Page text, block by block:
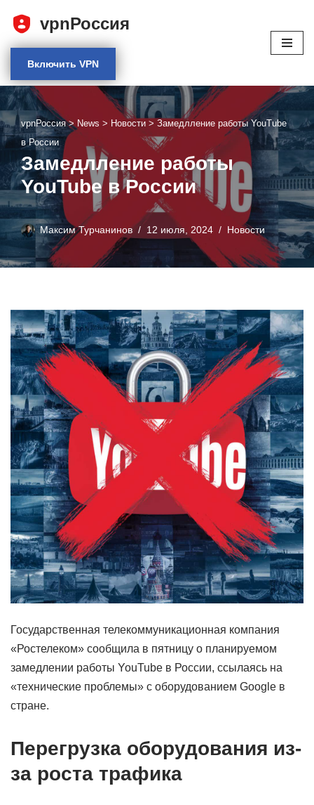
vpnРоссия
Включить VPN
vpnРоссия> News > Новости > Замедлление работы YouTube
в России
Замедлление работы
YouTube в России
Максим Турчанинов 12 июля, 2024 Новости
Государственная телекоммуникационная компания
«Ростелеком» сообщила в пятницу о планируемом
замедлении работы YouTube в России, ссылаясь на
«технические проблемы» с оборудованием Google в
стране.
Перегрузка оборудования из-
за роста трафика